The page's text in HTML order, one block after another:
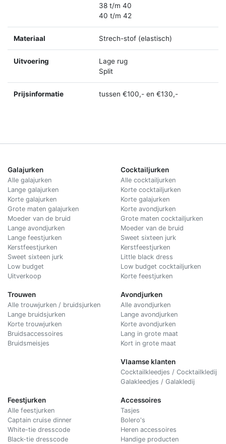
38 t/m 40
40 t/m 42
Materiaal Strech-stof (elastisch)
Uitvoering
Lage rug
Split
Prijsinformatie tussen €100,- en €130,-
Galajurken
Alle galajurken
Lange galajurken
Korte galajurken
Grote maten galajurken
Moeder van de bruid
Lange avondjurken
Lange feestjurken
Kerstfeestjurken
Sweet sixteen jurk
Low budget
Uitverkoop
Trouwen
Alle trouwjurken / bruidsjurken
Lange bruidsjurken
Korte trouwjurken
Bruidsaccessoires
Bruidsmeisjes
Cocktailjurken
Alle cocktailjurken
Korte cocktailjurken
Korte galajurken
Korte avondjurken
Grote maten cocktailjurken
Moeder van de bruid
Sweet sixteen jurk
Kerstfeestjurken
Little black dress
Low budget cocktailjurken
Korte feestjurken
Avondjurken
Alle avondjurken
Lange avondjurken
Korte avondjurken
Lang in grote maat
Kort in grote maat
Vlaamse klanten
Cocktailkleedjes / Cocktailkledij
Galakleedjes / Galakledij
Feestjurken
Alle feestjurken
Captain cruise dinner
White-tie dresscode
Black-tie dresscode
Accessoires
Tasjes
Bolero's
Heren accessoires
Handige producten